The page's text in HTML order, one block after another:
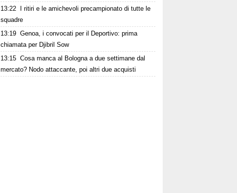
13:22
I ritiri e le amichevoli precampionato di tutte le
squadre
13:19 Genoa, i convocati per il Deportivo: prima
chiamata per Djibril Sow
13:15 Cosa manca al Bologna a due settimane dal
mercato? Nodo attaccante, poi altri due acquisti